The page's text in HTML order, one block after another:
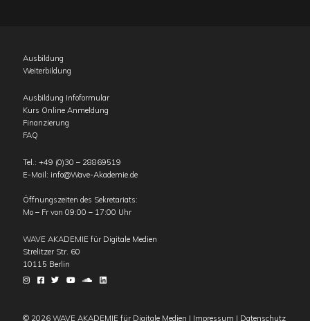
Ausbildung
Weiterbildung
Ausbildung Infoformular
Kurs Online Anmeldung
Finanzierung
FAQ
Tel.: +49 (0)30 – 28869519
E-Mail: info@Wave-Akademie.de
Öffnungszeiten des Sekretariats:
Mo – Fr von 09:00 – 17:00 Uhr
WAVE AKADEMIE für Digitale Medien
Strelitzer Str. 60
10115 Berlin
© 2026 WAVE AKADEMIE für Digitale Medien | Impressum | Datenschutz